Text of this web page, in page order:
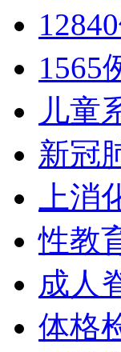
1565
儿童
新冠
上
性教
成人
体格